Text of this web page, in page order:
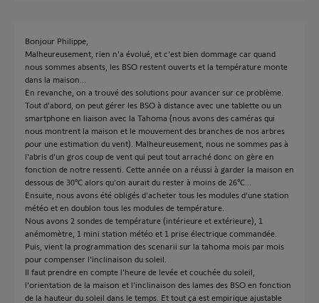
Bonjour Philippe,
Malheureusement, rien n'a évolué, et c'est bien dommage car quand
nous sommes absents, les BSO restent ouverts et la température monte
dans la maison...
En revanche, on a trouvé des solutions pour avancer sur ce problème.
Tout d'abord, on peut gérer les BSO à distance avec une tablette ou un
smartphone en liaison avec la Tahoma (nous avons des caméras qui
nous montrent la maison et le mouvement des branches de nos arbres
pour une estimation du vent). Malheureusement, nous ne sommes pas à
l'abris d'un gros coup de vent qui peut tout arraché donc on gère en
fonction de notre ressenti. Cette année on a réussi à garder la maison en
dessous de 30°C alors qu'on aurait du rester à moins de 26°C...
Ensuite, nous avons été obligés d'acheter tous les modules d'une station
météo et en doublon tous les modules de température.
Nous avons 2 sondes de température (intérieure et extérieure), 1
anémomètre, 1 mini station météo et 1 prise électrique commandée.
Puis, vient la programmation des scenarii sur la tahoma mois par mois
pour compenser l'inclinaison du soleil.
Il faut prendre en compte l'heure de levée et couchée du soleil,
l'orientation de la maison et l'inclinaison des lames des BSO en fonction
de la hauteur du soleil dans le temps. Et tout ça est empirique ajustable